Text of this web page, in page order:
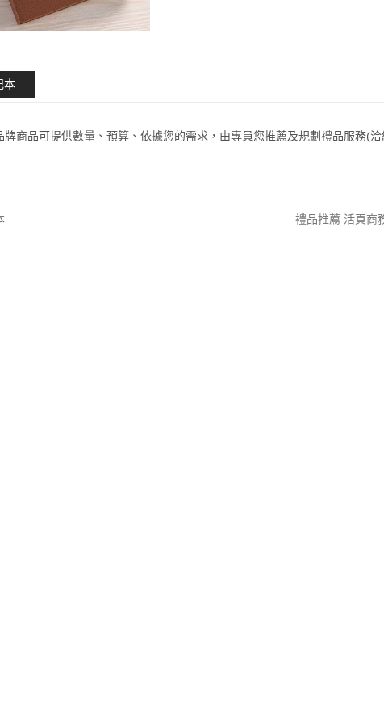
本
商品可提供數量、預算、依據您的需求，由專員您推薦及規劃禮品服務(
禮品推薦 活頁商